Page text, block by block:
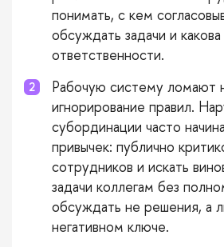
понимать, с кем
обсуждать задачи и какова
ответственности.
Рабочую систему ломают
игнорирование правил.
субординации часто
привычек: публично
сотрудников и искать
задачи коллегам без
обсуждать не решения, а
негативном ключе.